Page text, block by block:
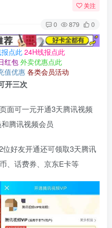
关注
0 879 0
点此 24H线报点此
红包 外卖优惠点此
值优惠 各类会员活动
开三次
面可一元开通3天腾讯视频
腾讯视频会员
好友开通还可领取3天腾讯
、话费券、京东E卡等